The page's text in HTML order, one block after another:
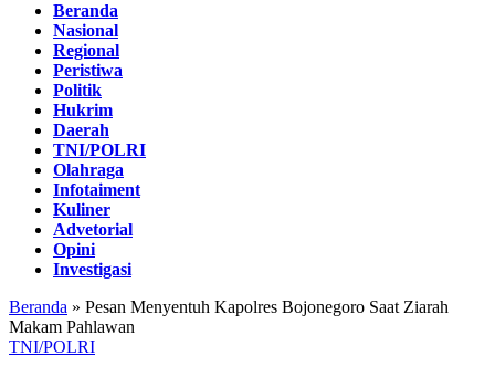
Beranda
Nasional
Regional
Peristiwa
Politik
Hukrim
Daerah
TNI/POLRI
Olahraga
Infotaiment
Kuliner
Advetorial
Opini
Investigasi
Beranda » Pesan Menyentuh Kapolres Bojonegoro Saat Ziarah
Makam Pahlawan
TNI/POLRI